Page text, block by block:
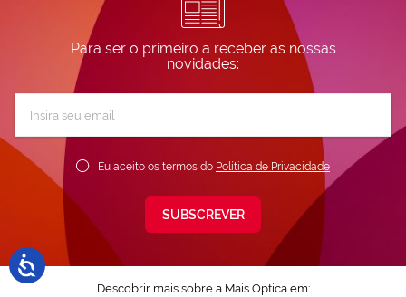
Para ser o primeiro a receber as nossas
novidades:
Newsletter:
Eu aceito os termos do Política de Privacidade
SUBSCREVER
Descobrir mais sobre a Mais Optica em: